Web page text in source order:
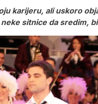
karijeru, ali uskoro
sitnice da sredim,